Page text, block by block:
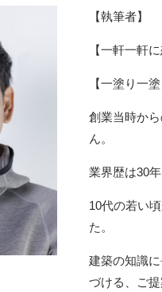
【執筆者】
【一軒一軒
【一塗り一
創業当時か
ん。
業界歴は30年
10代の若い
た。
建築の知識
づける、ご